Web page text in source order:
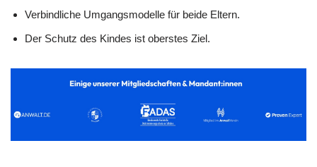
Verbindliche Umgangsmodelle für beide Eltern.
Der Schutz des Kindes ist oberstes Ziel.